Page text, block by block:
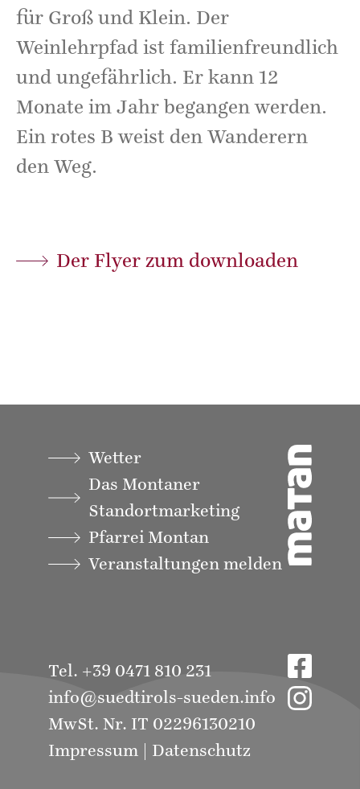
für Groß und Klein. Der
Weinlehrpfad ist familienfreundlich
und ungefährlich. Er kann 12
Monate im Jahr begangen werden.
Ein rotes B weist den Wanderern
den Weg.
Der Flyer zum downloaden
Wetter
Das Montaner
Standortmarketing
Pfarrei Montan
Veranstaltungen melden
Tel. +39 0471 810 231
info@suedtirols-sueden.info
MwSt. Nr. IT 02296130210
Impressum
Datenschutz